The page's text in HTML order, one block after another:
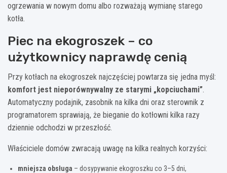
ogrzewania w nowym domu albo rozważają wymianę starego
kotła.
Piec na ekogroszek – co
użytkownicy naprawdę cenią
Przy kotłach na ekogroszek najczęściej powtarza się jedna myśl:
komfort jest nieporównywalny ze starymi „kopciuchami”.
Automatyczny podajnik, zasobnik na kilka dni oraz sterownik z
programatorem sprawiają, że bieganie do kotłowni kilka razy
dziennie odchodzi w przeszłość.
Właściciele domów zwracają uwagę na kilka realnych korzyści:
mniejsza obsługa – dosypywanie ekogroszku co 3–5 dni,